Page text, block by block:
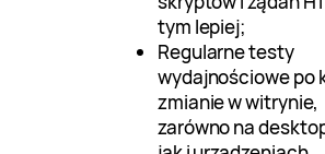
tym lepiej;
Regularne testy
wydajnościowe po
zmianie w witrynie,
zarówno na